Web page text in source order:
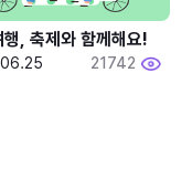
행, 축제와 함께해요!
21742